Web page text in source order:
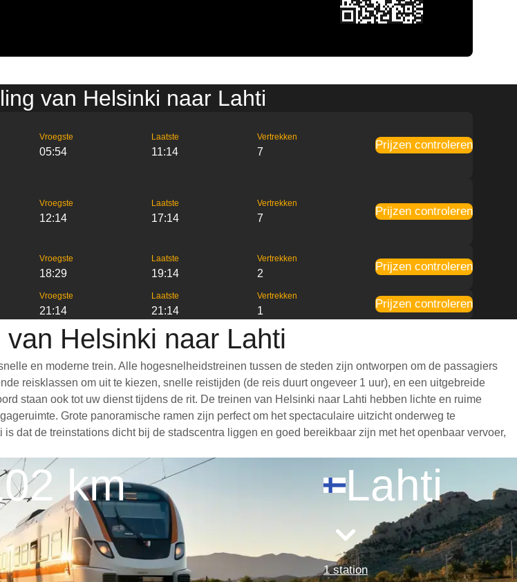
van Helsinki naar Lahti
Vroegste
05:54
Laatste
11:14
Vertrekken
7
Prijzen controleren
Vroegste
12:14
Laatste
17:14
Vertrekken
7
Prijzen controleren
Vroegste
18:29
Laatste
19:14
Vertrekken
2
Prijzen controleren
Vroegste
21:14
Laatste
21:14
Vertrekken
1
Prijzen controleren
Helsinki naar Lahti
en moderne trein. Alle hogesnelheidstreinen tussen de steden zijn ontworpen om de passagiers
reisklassen om uit te kiezen, snelle reistijden (de reis duurt ongeveer 1 uur), en een uitgebreide
staan ook tot uw dienst tijdens de rit. De treinen van Helsinki naar Lahti hebben lichte en ruime
Grote panoramische ramen zijn perfect om het spectaculaire uitzicht onderweg te
dat de treinstations dicht bij de stadscentra liggen en goed bereikbaar zijn met het openbaar vervoer,
km Lahti
1 station